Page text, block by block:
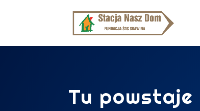
Tu powstaje